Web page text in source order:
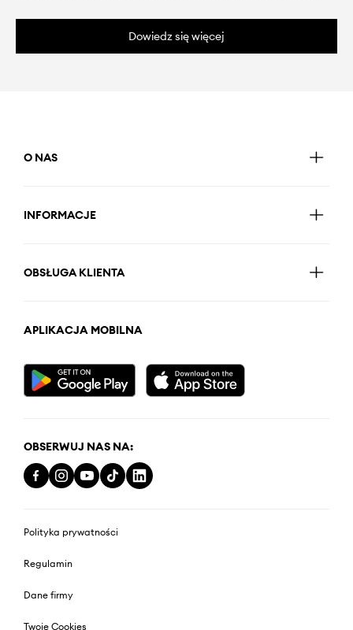
Dowiedz się więcej
O NAS
INFORMACJE
OBSŁUGA KLIENTA
APLIKACJA MOBILNA
OBSERWUJ NAS NA:
Polityka prywatności
Regulamin
Dane firmy
Twoje Cookies